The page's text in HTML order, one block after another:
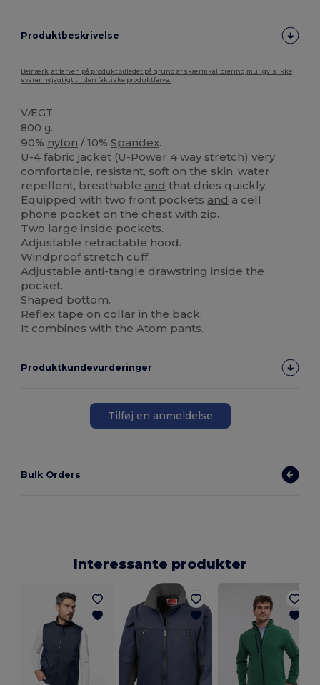
Produktbeskrivelse
Bemærk, at farven på produktbilledet på grund af skærmkalibrering muligvis ikke
svarer nøjagtigt til den faktiske produktfarve.
VÆGT
800 g.
90% nylon / 10%Spandex.
U-4 fabric jacket (U-Power 4 way stretch) very
comfortable, resistant, soft on the skin, water
repellent, breathable and that dries quickly.
Equipped with two front pockets and a cell
phone pocket on the chest with zip.
Two large inside pockets.
Adjustable retractable hood.
Windproof stretch cuff.
Adjustable anti-tangle drawstring inside the
pocket.
Shaped bottom.
Reflex tape on collar in the back.
It combines with the Atom pants.
Produktkundevurderinger
Tilføj en anmeldelse
Bulk Orders
Interessante produkter